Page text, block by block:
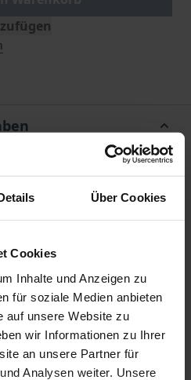
Über Cookies
Cookies
Inhalte und Anzeigen zu
für soziale Medien anbieten
auf unsere Website zu
wir Informationen zu Ihrer
an unsere Partner für
Analysen weiter. Unsere
die schiitische